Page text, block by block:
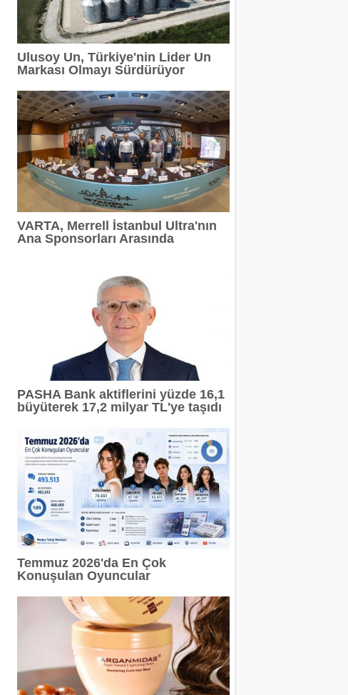
Sürdürüyor
BAŞLADI
UNUTULMAZ BİR GECE YAŞATTI
geri sayım başladı
Ulusoy Un, Türkiye'nin Lider Un
Markası Olmayı Sürdürüyor
VARTA, Merrell İstanbul Ultra'nın
Ana Sponsorları Arasında
PASHA Bank aktiflerini yüzde 16,1
büyüterek 17,2 milyar TL'ye taşıdı
Temmuz 2026'da En Çok
Konuşulan Oyuncular